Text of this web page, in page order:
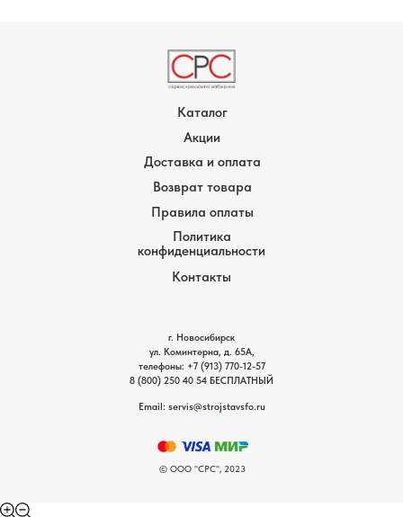
Доставка и оплата
Возврат товара
Каталог
Акции
Контакты
Правила оплаты
Политика
конфиденциальности
© ООО "СРС", 2023
Email: servis@strojstavsfo.ru
г. Новосибирск
ул. Коминтерна, д. 65А,
телефоны: +7 (913) 770-12-57
8 (800) 250 40 54 БЕСПЛАТНЫЙ